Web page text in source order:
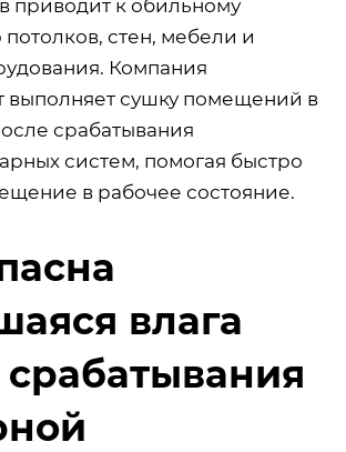
приводит к обильному
стен, мебели и
Компания
сушку помещений в
срабатывания
систем, помогая быстро
в рабочее состояние.
влага